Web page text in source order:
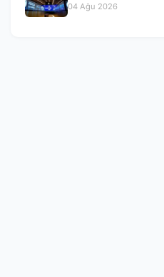
04 Ağu 2026